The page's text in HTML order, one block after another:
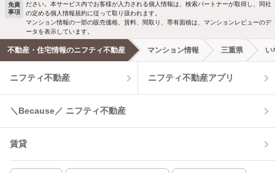
免責
事項
ださい。本サービス内でお客様が入力される個人情報は、検索パートナーが取得し、同社
の定める個人情報規約に従って取り扱われます。
マンション情報の一部の販売価格、賃料、間取り、専有面積は、マンションレビューのデ
ータを表示しています。
不動産・住宅情報のニフティ不動産 マンション情報 三重県 い
ニフティ不動産 ニフティ不動産アプリ
＼Because／ ニフティ不動産
賃貸